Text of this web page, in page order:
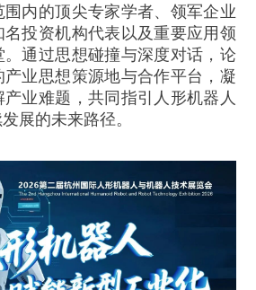
内的顶尖专家学者、领军企业
投资机构代表以及重要应用领
通过思想碰撞与深度对话，论
业思想策源地与合作平台，凝
业难题，共同指引人形机器人
展的未来路径。